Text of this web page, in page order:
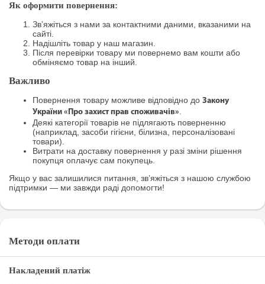
Як оформити повернення:
Зв’яжіться з нами за контактними даними, вказаними на
сайті.
Надішліть товар у наш магазин.
Після перевірки товару ми повернемо вам кошти або
обміняємо товар на інший.
Важливо
Повернення товару можливе відповідно до Закону
України «Про захист прав споживачів».
Деякі категорії товарів не підлягають поверненню
(наприклад, засоби гігієни, білизна, персоналізовані
товари).
Витрати на доставку повернення у разі зміни рішення
покупця оплачує сам покупець.
Якщо у вас залишилися питання, зв’яжіться з нашою службою
підтримки — ми завжди раді допомогти!
Методи оплати
Накладений платіж